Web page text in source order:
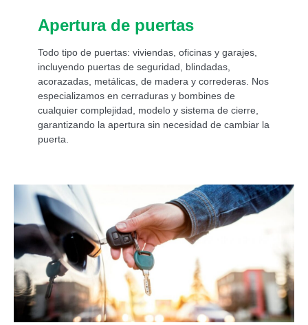
Apertura de puertas
Todo tipo de puertas: viviendas, oficinas y garajes,
incluyendo puertas de seguridad, blindadas,
acorazadas, metálicas, de madera y correderas. Nos
especializamos en cerraduras y bombines de
cualquier complejidad, modelo y sistema de cierre,
garantizando la apertura sin necesidad de cambiar la
puerta.